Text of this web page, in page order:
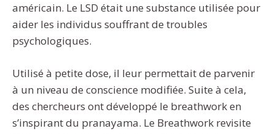
américain. Le LSD était une substance utilisée pour
aider les individus souffrant de troubles
psychologiques.
Utilisé à petite dose, il leur permettait de parvenir
à un niveau de conscience modifiée. Suite à cela,
des chercheurs ont développé le breathwork en
s’inspirant du pranayama. Le Breathwork revisite